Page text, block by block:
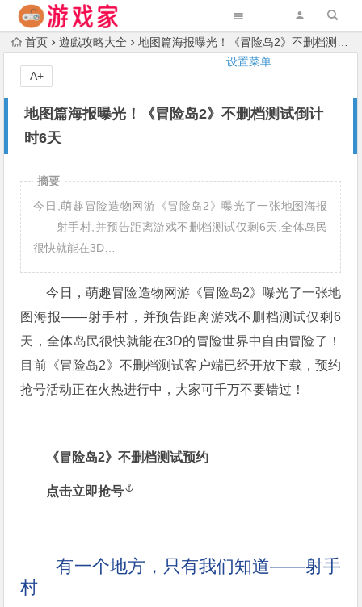
设置菜单
首页 遊戲攻略大全 地图篇海报曝光！《冒险岛2》不删档测试倒计时6天
地图篇海报曝光！《冒险岛2》不删档测试倒计
时6天
A+
摘要
今日,萌趣冒险造物网游《冒险岛2》曝光了一张地图海报
——射手村,并预告距离游戏不删档测试仅剩6天,全体岛民
很快就能在3D…
今日，萌趣冒险造物网游《冒险岛2》曝光了一张地
图海报——射手村，并预告距离游戏不删档测试仅剩6
天，全体岛民很快就能在3D的冒险世界中自由冒险了！
目前《冒险岛2》不删档测试客户端已经开放下载，预约
抢号活动正在火热进行中，大家可千万不要错过！
《冒险岛2》不删档测试预约
点击立即抢号
有一个地方，只有我们知道——射手
村